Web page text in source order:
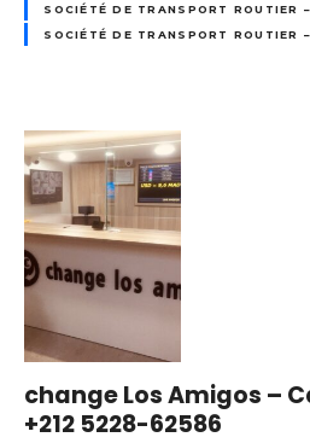
SOCIÉTÉ DE TRANSPORT ROUTIER
SOCIÉTÉ DE TRANSPORT ROUTIER
change Los Amigos –
+212 5228-62586